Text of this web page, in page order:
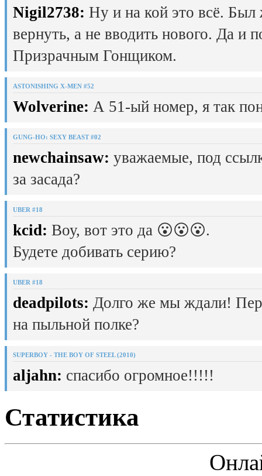
Nigil2738: Ну и на кой это всё.
вернуть, а не вводить нового. Да и
Призрачным Гонщиком.
ASTONISHING X-MEN #52
Wolverine: А 51-ый номер, я так
GUNG-HO: SEXY BEAST #02
newchainsaw: уважаемые, под
за засада?
UBER #18
kcid: Воу, вот это да 😮😮😮.
Будете добивать серию?
UBER #18
deadpilots: Долго же мы ждали!
на пыльной полке?
SUPERBOY - THE BOY OF STEEL (2010)
aljahn: спасибо огромное!!!!!
Статистика